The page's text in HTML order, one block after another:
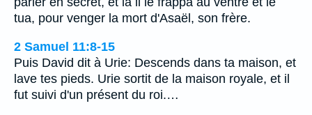
tua, pour venger la mort d'Asaël, son frère.
2 Samuel 11:8-15
Puis David dit à Urie: Descends dans ta maison, et
lave tes pieds. Urie sortit de la maison royale, et il
fut suivi d'un présent du roi.…